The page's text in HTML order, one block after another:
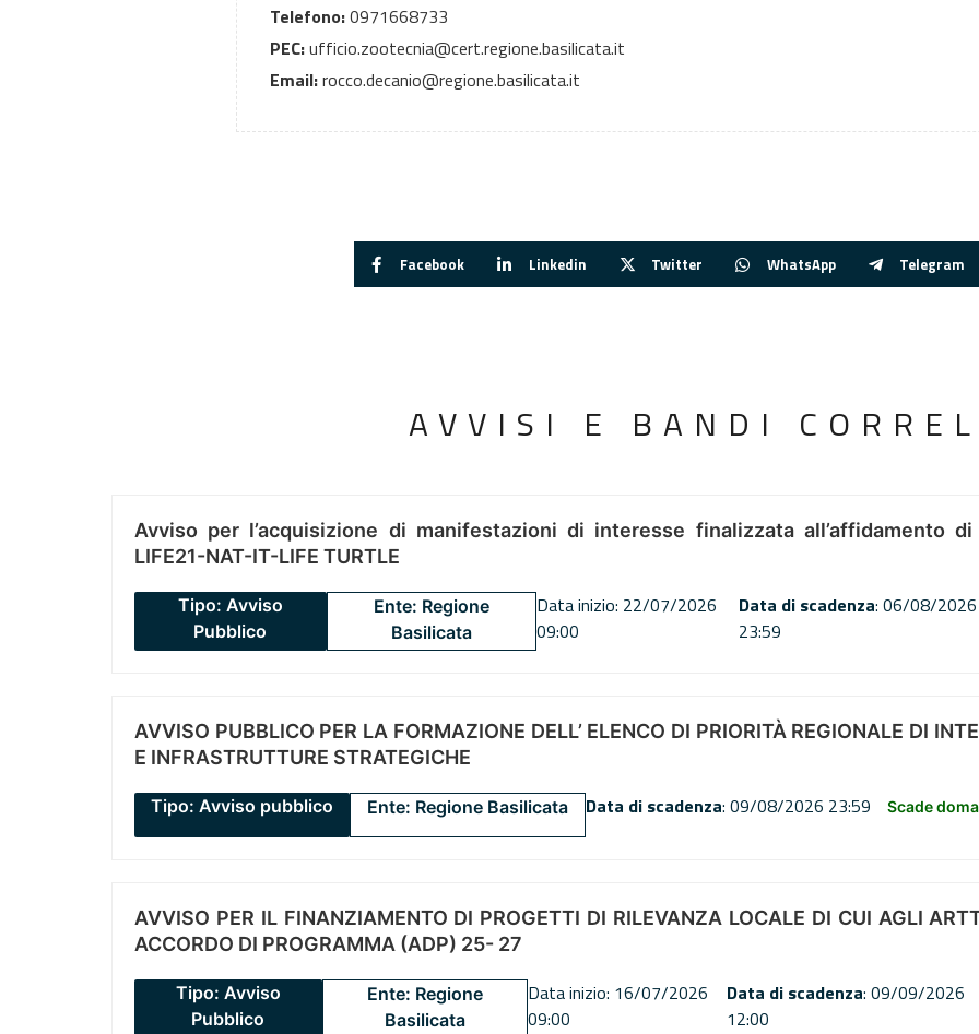
Telefono:0971668733
PEC:ufficio.zootecnia@cert.regione.basilicata.it
Email:rocco.decanio@regione.basilicata.it
Facebook Linkedin Twitter WhatsApp Telegram
AVVISI E BANDI
Avviso per l’acquisizione di manifestazioni di interesse finalizzata all’affidamento
LIFE21-NAT-IT-LIFE TURTLE
Tipo: Avviso
Pubblico
Ente: Regione
Basilicata
Data inizio: 22/07/2026
09:00
Data di scadenza: 06/08/2026
23:59
AVVISO PUBBLICO PER LA FORMAZIONE DELL’ ELENCO DI PRIORITÀ REGIONALE DI
E INFRASTRUTTURE STRATEGICHE
Tipo: Avviso pubblico Ente: Regione Basilicata Data di scadenza: 09/08/2026 23:59 Scade
AVVISO PER IL FINANZIAMENTO DI PROGETTI DI RILEVANZA LOCALE DI CUI AGLI
ACCORDO DI PROGRAMMA (ADP) 25- 27
Tipo: Avviso
Pubblico
Ente: Regione
Basilicata
Data inizio: 16/07/2026
09:00
Data di scadenza: 09/09/2026
12:00